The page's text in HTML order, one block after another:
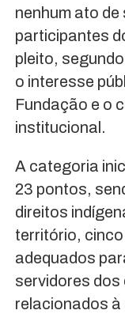
nenhum ato
participantes
pleito,
o interesse
Fundação e o
institucional.
A categoria
23 pontos,
direitos
território,
adequados
servidores dos
relacionados à